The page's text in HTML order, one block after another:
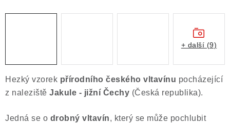
Ochrana osobních údajů
Formulář pro uplatnění reklamace
Hezký vzorek přírodního českého vltavínu pocházející
z naleziště Jakule - jižní Čechy (Česká republika).
Jedná se o drobný vltavín, který se může pochlubit
+ další (9)